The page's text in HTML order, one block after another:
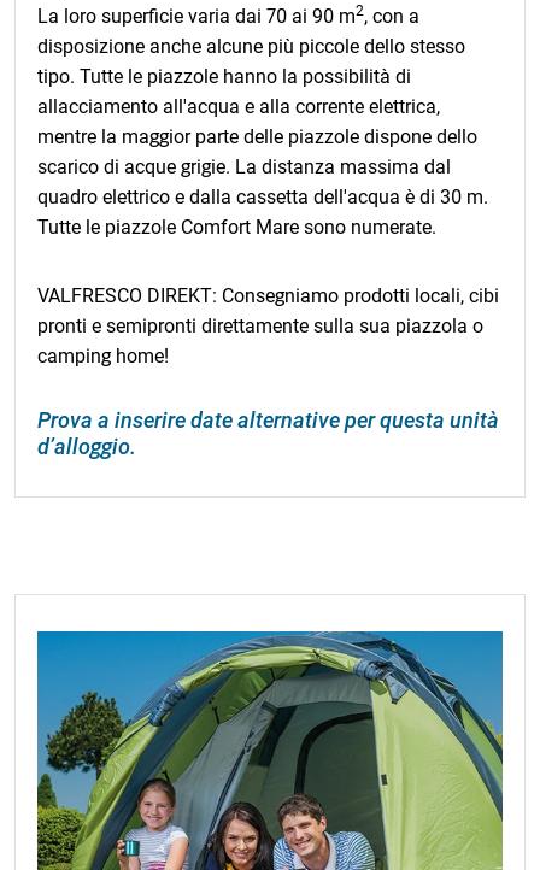
La loro superficie varia dai 70 ai 90 m2, con a
disposizione anche alcune più piccole dello stesso
tipo. Tutte le piazzole hanno la possibilità di
allacciamento all'acqua e alla corrente elettrica,
mentre la maggior parte delle piazzole dispone dello
scarico di acque grigie. La distanza massima dal
quadro elettrico e dalla cassetta dell'acqua è di 30 m.
Tutte le piazzole Comfort Mare sono numerate.
VALFRESCO DIREKT: Consegniamo prodotti locali, cibi
pronti e semipronti direttamente sulla sua piazzola o
camping home!
Prova a inserire date alternative per questa unità
d’alloggio.